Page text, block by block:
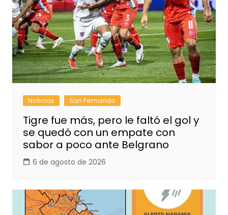
Noticias San Fernando
Tigre fue más, pero le faltó el gol y
se quedó con un empate con
sabor a poco ante Belgrano
6 de agosto de 2026